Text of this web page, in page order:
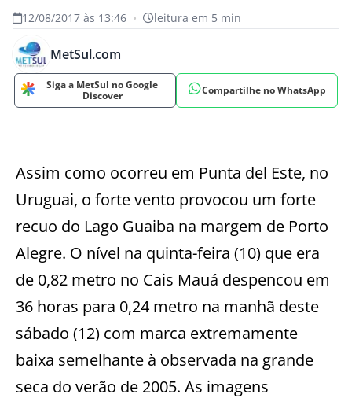
12/08/2017 às 13:46 • leitura em 5 min
MetSul.com
Siga a MetSul no Google
Discover
Compartilhe no WhatsApp
Assim como ocorreu em Punta del Este, no
Uruguai, o forte vento provocou um forte
recuo do Lago Guaiba na margem de Porto
Alegre. O nível na quinta-feira (10) que era
de 0,82 metro no Cais Mauá despencou em
36 horas para 0,24 metro na manhã deste
sábado (12) com marca extremamente
baixa semelhante à observada na grande
seca do verão de 2005. As imagens